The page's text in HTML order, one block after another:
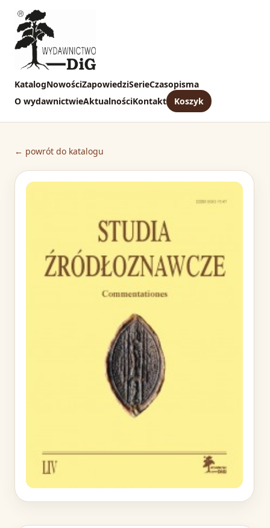
KatalogNowościZapowiedziSerieCzasopisma
O wydawnictwieAktualnościKontakt Koszyk
← powrót do katalogu